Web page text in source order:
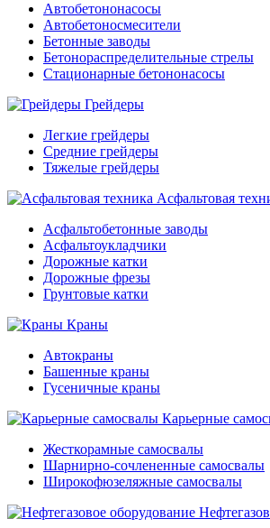
Автобетононасосы
Автобетоносмесители
Бетонные заводы
Бетонораспределительные стрелы
Стационарные бетононасосы
Грейдеры
Легкие грейдеры
Средние грейдеры
Тяжелые грейдеры
Асфальтовая
Асфальтобетонные заводы
Асфальтоукладчики
Дорожные катки
Дорожные фрезы
Грунтовые катки
Краны
Автокраны
Башенные краны
Гусеничные краны
Карьерные
Жесткорамные самосвалы
Шарнирно-сочлененные самосвалы
Широкофюзеляжные самосвалы